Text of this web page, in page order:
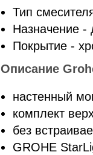
Тип
Назначение -
Покрытие -
Описание
настенный
комплект
без
GROHE